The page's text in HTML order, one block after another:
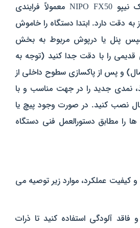
نصب نمدی پرفراژ چک نیپو NIPO FX50 معمولاً فرایندی
به دقت دارد. ابتدا دستگاه را خاموش
پنل یا درپوش مربوط به بخش
قدیمی را با دقت جدا کنید (توجه به
و پس از پاکسازی سطوح داخلی از
نمدی جدید را در جهت مناسب و با
نصب کنید. در صورت وجود پیچ یا
را مطابق دستورالعمل فنی دستگاه
کیفیت عملکرد، موارد زیر توصیه می‌
فاقد آلودگی استفاده کنید تا ذرات